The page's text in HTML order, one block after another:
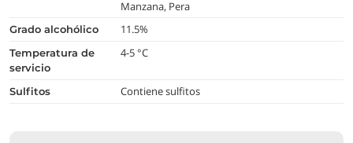
Manzana, Pera
grado alcohólico 11.5%
temperatura de
servicio
4-5 °C
Sulfitos Contiene sulfitos